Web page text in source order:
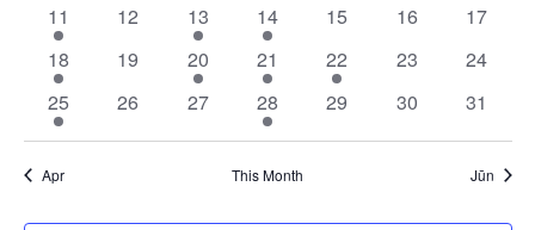
1
event
11
0
12
2
events
13
3
events
14
0
15
0
16
0
17
1
event
18
0
19
2
events
20
4
events
21
1
event
22
0
23
0
24
1
event
25
0
26
0
27
3
events
28
0
29
0
30
0
31
Apr This Month Jūn